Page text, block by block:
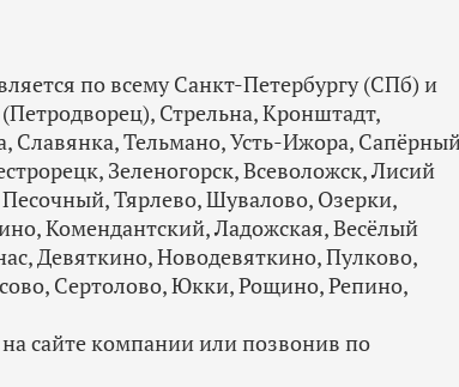
по всему Санкт-Петербургу (СПб) и
Стрельна, Кронштадт,
Тельмано, Усть-Ижора,
Зеленогорск, Всеволожск, Лисий
Тярлево, Шувалово, Озерки,
Комендантский, Ладожская, Весёлый
Девяткино, Новодевяткино, Пулково,
Сертолово, Юкки, Рощино, Репино,
сайте компании или позвонив по